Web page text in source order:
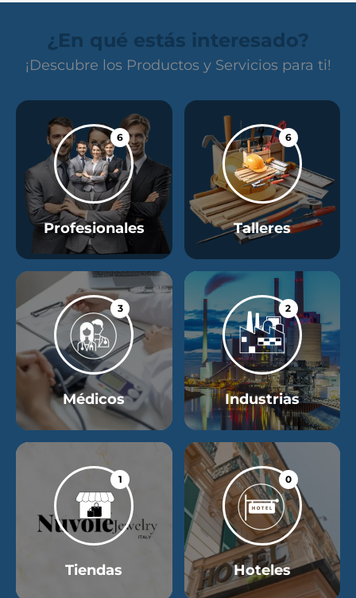
¿En qué estás interesado?
¡Descubre los Productos y Servicios para ti!
6
Profesionales
6
Talleres
3
Médicos
2
Industrias
1
Tiendas
0
Hoteles